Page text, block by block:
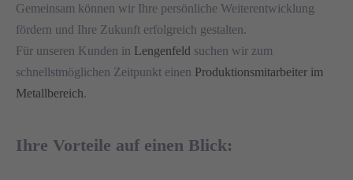
Gemeinsam können wir Ihre persönliche Weiterentwicklung
fördern und Ihre Zukunft erfolgreich gestalten.
Für unseren Kunden in Lengenfeld suchen wir zum
schnellstmöglichen Zeitpunkt einen Produktionsmitarbeiter im
Metallbereich.
Ihre Vorteile auf einen Blick: